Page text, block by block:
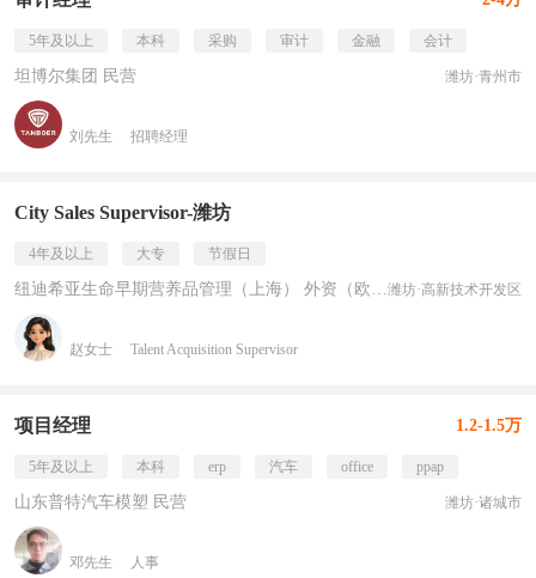
5年及以上 本科 采购 审计 金融 会计
坦博尔集团 民营 潍坊·青州市
刘先生 招聘经理
City Sales Supervisor-潍坊
4年及以上 大专 节假日
纽迪希亚生命早期营养品管理（上海） 外资（欧美）潍坊·高新技术开发区
赵女士 Talent Acquisition Supervisor
项目经理 1.2-1.5万
5年及以上 本科 erp 汽车 office ppap
山东普特汽车模塑 民营 潍坊·诸城市
邓先生 人事